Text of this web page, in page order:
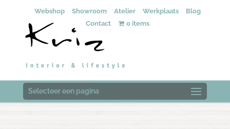
Webshop Showroom Atelier Werkplaats
Blog
Contact
0 items
Selecteer een pagina